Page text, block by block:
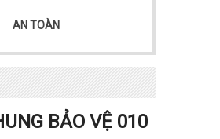
AN TOÀN
BẢO VỆ 010